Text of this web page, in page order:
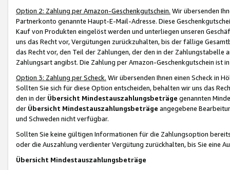
Option 2: Zahlung per Amazon-Geschenkgutschein. Wir übersenden
Partnerkonto genannte Haupt-E-Mail-Adresse. Diese
Kauf von Produkten eingelöst werden und unterliegen unseren
uns das Recht vor, Vergütungen zurückzuhalten, bis der fällige
das Recht vor, den Teil der Zahlungen, der den in der
Zahlungsart angibst. Die Zahlung per Amazon-Geschenkgutschein ist
Option 3: Zahlung per Scheck. Wir übersenden Ihnen einen Scheck in
Sollten Sie sich für diese Option entscheiden, behalten wir uns das
den in der Übersicht Mindestauszahlungsbeträge genannten
der Übersicht Mindestauszahlungsbeträge angegebene
und Schweden nicht verfügbar.
Sollten Sie keine gültigen Informationen für die Zahlungsoption
oder die Auszahlung verdienter Vergütung zurückhalten, bis Sie
Übersicht Mindestauszahlungsbeträge